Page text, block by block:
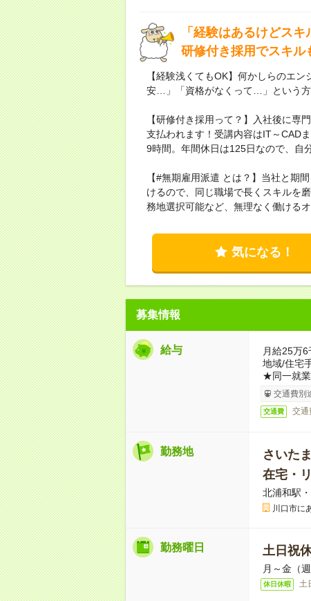
「経験はあるけどス
研修付き採用でスキル
【経験浅くてもOK】何かしらのエ
安…」「資格がなくって…」という方
【研修付き採用って？】入社後に専
支払われます！受講内容はIT～CAD
9時間。年間休日は125日なので、自
【#無期雇用派遣 とは？】当社と期
けるので、同じ職場で長くスキルを
務地選択可能など、無理なく働ける
気になる！
募集情報
給与
月給25万
地域/住宅
★同一就業
交通費別
交通費 交通
勤務地
さいた
在宅・
北浦和駅
川口市に
勤務曜日 土日祝
月～金（
休日休暇 土